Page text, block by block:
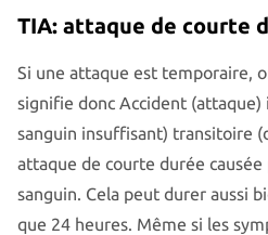
TIA: attaque de courte
Si une attaque est temporaire,
signifie donc Accident
sanguin insuffisant) transitoire
attaque de courte durée
sanguin. Cela peut durer aussi
que 24 heures. Même si les